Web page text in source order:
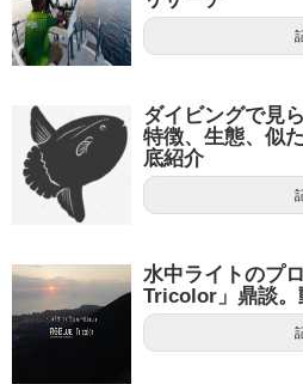
ダイビングで見
特徴、生態、似
底紹介
水中ライトのプ
Tricolor」鼎談。